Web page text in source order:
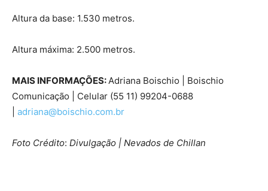
Altura da base: 1.530 metros.
Altura máxima: 2.500 metros.
MAIS INFORMAÇÕES:Adriana Boischio | Boischio
Comunicação | Celular (55 11) 99204-0688
adriana@boischio.com.br
Foto Crédito: Divulgação | Nevados de Chillan